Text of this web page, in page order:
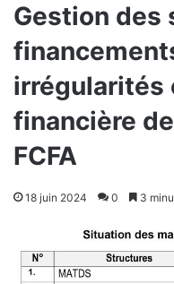
Gestion des
irrégularités
financière
FCFA
18 juin 2024 0 3